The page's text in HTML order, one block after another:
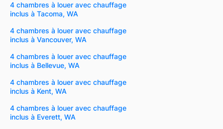
4 chambres à louer avec chauffage
inclus à Tacoma, WA
4 chambres à louer avec chauffage
inclus à Vancouver, WA
4 chambres à louer avec chauffage
inclus à Bellevue, WA
4 chambres à louer avec chauffage
inclus à Kent, WA
4 chambres à louer avec chauffage
inclus à Everett, WA